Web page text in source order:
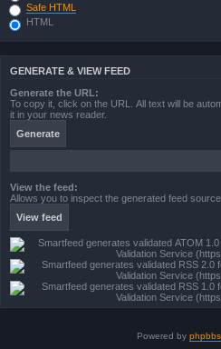
Safe HTML
HTML
GENERATE & VIEW FEED
Generate the URL:
To copy it, click on the URL. All text will be
it in your news reader.
View the feed:
Allows you to inspect the generated feed
Powered by